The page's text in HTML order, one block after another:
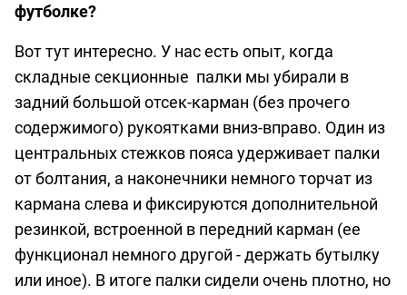
футболке?
Вот тут интересно. У нас есть опыт, когда
складные секционные палки мы убирали в
задний большой отсек-карман (без прочего
содержимого) рукоятками вниз-вправо. Один из
центральных стежков пояса удерживает палки
от болтания, а наконечники немного торчат из
кармана слева и фиксируются дополнительной
резинкой, встроенной в передний карман (ее
функционал немного другой - держать бутылку
или иное). В итоге палки сидели очень плотно, но